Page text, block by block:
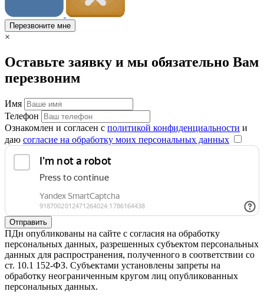
Перезвоните мне
×
Оставьте заявку и мы обязательно Вам
перезвоним
Имя
Телефон
Ознакомлен и согласен с политикой конфиденциальности и
даю согласие на обработку моих персональных данных
Отправить
ПДн опубликованы на сайте с согласия на обработку
персональных данных, разрешенных субъектом персональных
данных для распространения, полученного в соответствии со
ст. 10.1 152-ФЗ. Субъектами установлены запреты на
обработку неограниченным кругом лиц опубликованных
персональных данных.